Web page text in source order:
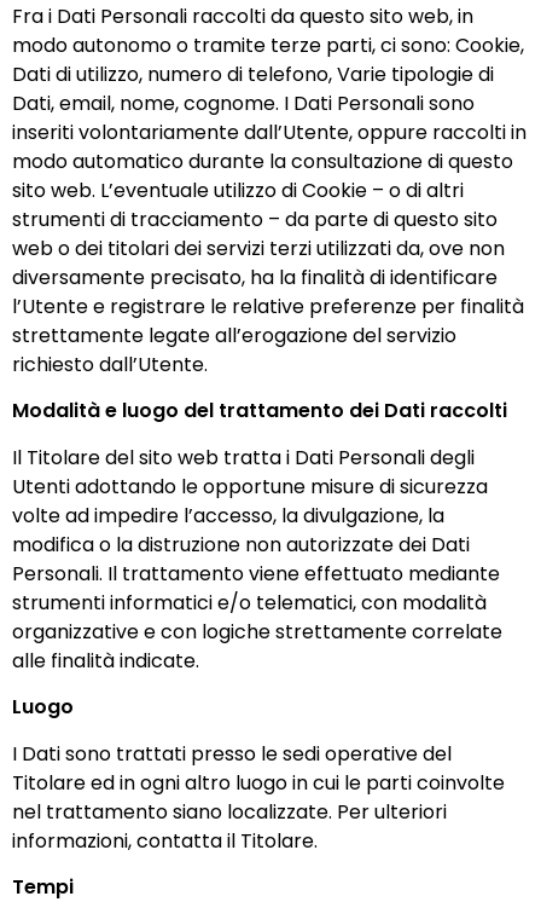
Fra i Dati Personali raccolti da questo sito web, in
modo autonomo o tramite terze parti, ci sono: Cookie,
Dati di utilizzo, numero di telefono, Varie tipologie di
Dati, email, nome, cognome. I Dati Personali sono
inseriti volontariamente dall’Utente, oppure raccolti in
modo automatico durante la consultazione di questo
sito web. L’eventuale utilizzo di Cookie – o di altri
strumenti di tracciamento – da parte di questo sito
web o dei titolari dei servizi terzi utilizzati da, ove non
diversamente precisato, ha la finalità di identificare
l’Utente e registrare le relative preferenze per finalità
strettamente legate all’erogazione del servizio
richiesto dall’Utente.
Modalità e luogo del trattamento dei Dati raccolti
Il Titolare del sito web tratta i Dati Personali degli
Utenti adottando le opportune misure di sicurezza
volte ad impedire l’accesso, la divulgazione, la
modifica o la distruzione non autorizzate dei Dati
Personali. Il trattamento viene effettuato mediante
strumenti informatici e/o telematici, con modalità
organizzative e con logiche strettamente correlate
alle finalità indicate.
Luogo
I Dati sono trattati presso le sedi operative del
Titolare ed in ogni altro luogo in cui le parti coinvolte
nel trattamento siano localizzate. Per ulteriori
informazioni, contatta il Titolare.
Tempi